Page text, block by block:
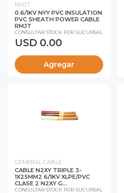
RMJT
0.6/1KV NYY PVC INSULATION
PVC SHEATH POWER CABLE
RMJT
CONSULTAR STOCK POR SUCURSAL
USD 0.00
Agregar
GENERAL CABLE
CABLE N2XY TRIPLE 3-
1X25MM2 6/1KV XLPE/PVC
CLASE 2 N2XY G...
CONSULTAR STOCK POR SUCURSAL